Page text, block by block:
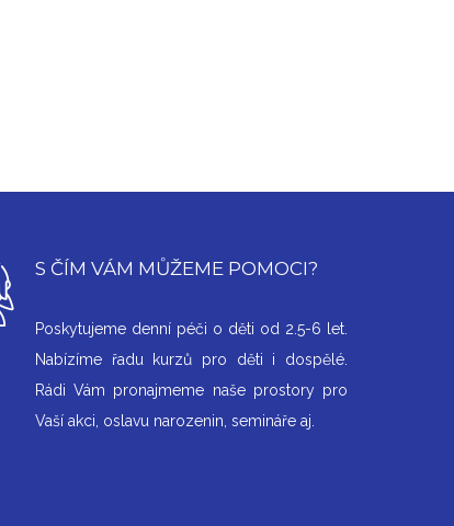
S ČÍM VÁM MŮŽEME POMOCI?
Poskytujeme denní péči o děti od 2.5-6 let.
Nabízíme řadu kurzů pro děti i dospělé.
Rádi Vám pronajmeme naše prostory pro
Vaší akci, oslavu narozenin, semináře aj.